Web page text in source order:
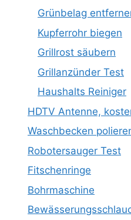
Grünbelag
Kupferrohr biegen
Grillrost säubern
Grillanzünder Test
Haushalts Reiniger
HDTV Antenne,
Waschbecken
Robotersauger Test
Fitschenringe
Bohrmaschine